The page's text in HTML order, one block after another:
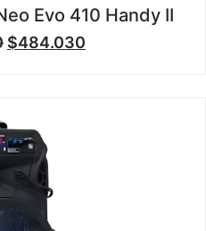
Evo 410 Handy II
$484.030